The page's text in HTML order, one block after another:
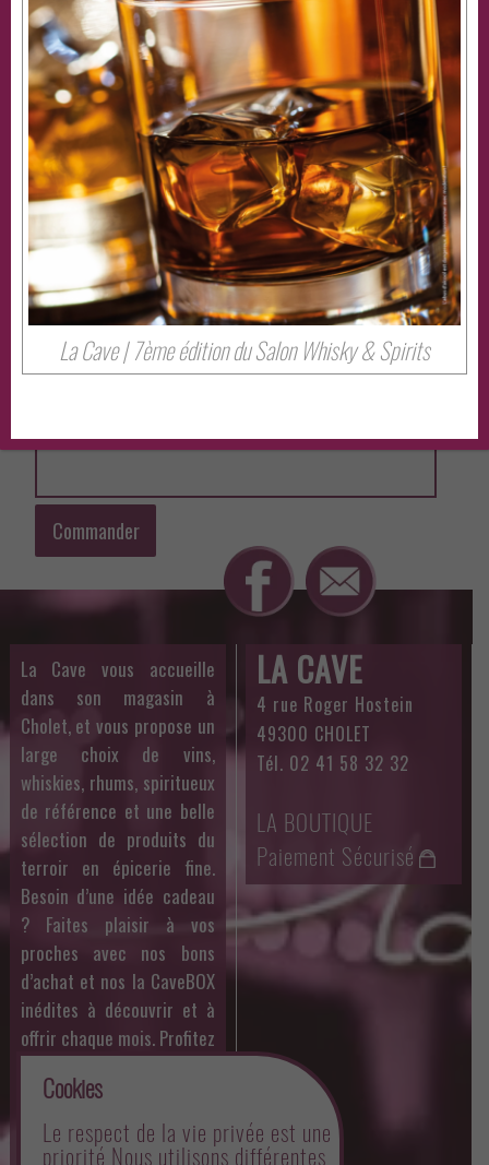
CADEAU: €
J'INDIQUE MON NOM SUR LE BON CADEAU*
J'OFFRE CE BON CADEAU À *
JE LAISSE UN MESSAGE
Commander
La Cave vous accueille
dans son magasin à
Cholet, et vous propose un
large choix de vins,
whiskies, rhums, spiritueux
de référence et une belle
sélection de produits du
terroir en épicerie fine.
Besoin d’une idée cadeau
? Faites plaisir à vos
proches avec nos bons
d’achat et nos la CaveBOX
inédites à découvrir et à
offrir chaque mois. Profitez
organisées par Philippe
toute l’année et des offres
mensuelles sur un whisky
LA CAVE
4 rue Roger Hostein
49300 CHOLET
Tél. 02 41 58 32 32
LA BOUTIQUE
Paiement Sécurisé
La Cave | 7ème édition du Salon Whisky & Spirits
Cookies
Le respect de la vie privée est une
priorité Nous utilisons différentes